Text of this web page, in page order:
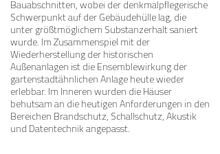
Bauabschnitten, wobei der denkmalpflegerische
Schwerpunkt auf der Gebäudehülle lag, die
unter größtmöglichem Substanzerhalt saniert
wurde. Im Zusammenspiel mit der
Wiederherstellung der historischen
Außenanlagen ist die Ensemblewirkung der
gartenstadtähnlichen Anlage heute wieder
erlebbar. Im Inneren wurden die Häuser
behutsam an die heutigen Anforderungen in den
Bereichen Brandschutz, Schallschutz, Akustik
und Datentechnik angepasst.